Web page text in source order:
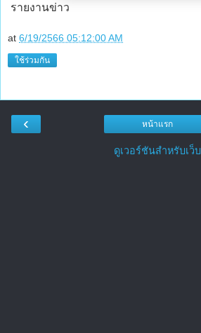
รายงานข่าว
at 6/19/2566 05:12:00 AM
ใช้ร่วมกัน
‹ หน้าแรก
ดูเวอร์ชันสำหรับเว็บ